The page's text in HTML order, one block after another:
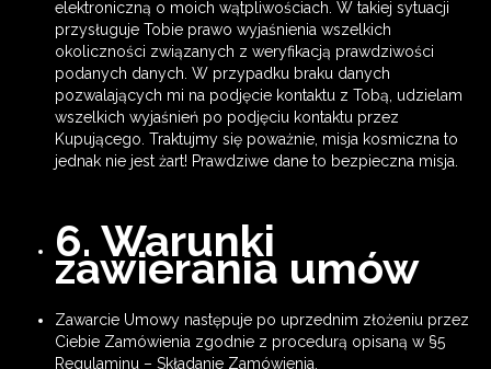
elektroniczną o moich wątpliwościach. W takiej sytuacji
przysługuje Tobie prawo wyjaśnienia wszelkich
okoliczności związanych z weryfikacją prawdziwości
podanych danych. W przypadku braku danych
pozwalających mi na podjęcie kontaktu z Tobą, udzielam
wszelkich wyjaśnień po podjęciu kontaktu przez
Kupującego. Traktujmy się poważnie, misja kosmiczna to
jednak nie jest żart! Prawdziwe dane to bezpieczna misja.
6. Warunki
zawierania umów
Zawarcie Umowy następuje po uprzednim złożeniu przez
Ciebie Zamówienia zgodnie z procedurą opisaną w §5
Regulaminu – Składanie Zamówienia.